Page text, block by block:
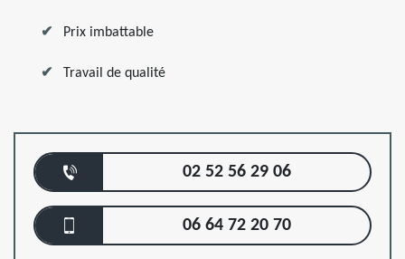
Prix imbattable
Travail de qualité
02 52 56 29 06
06 64 72 20 70